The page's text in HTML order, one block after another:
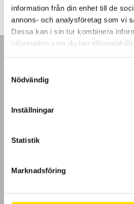
information från din enhet till de
annons- och analysföretag som vi
Dessa kan i sin tur kombinera
information som du har
Nödvändig
Inställningar
Statistik
Marknadsföring